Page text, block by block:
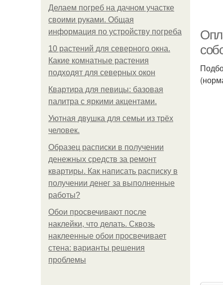
Делаем погреб на дачном участке
своими руками. Общая
информация по устройству погреба
10 растений для северного окна.
Какие комнатные растения
подходят для северных окон
Квартира для певицы: базовая
палитра с яркими акцентами.
Уютная двушка для семьи из трёх
человек.
Образец расписки в получении
денежных средств за ремонт
квартиры. Как написать расписку в
получении денег за выполненные
работы?
Обои просвечивают после
наклейки, что делать. Сквозь
наклеенные обои просвечивает
стена: варианты решения
проблемы